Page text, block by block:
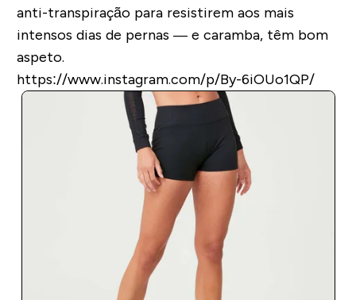
anti-transpiração para resistirem aos mais
intensos dias de pernas — e caramba, têm bom
aspeto.
https://www.instagram.com/p/By-6iOUo1QP/